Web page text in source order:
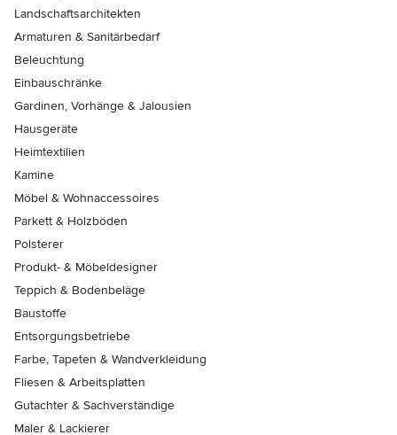
Landschaftsarchitekten
Armaturen & Sanitärbedarf
Beleuchtung
Einbauschränke
Gardinen, Vorhänge & Jalousien
Hausgeräte
Heimtextilien
Kamine
Möbel & Wohnaccessoires
Parkett & Holzböden
Polsterer
Produkt- & Möbeldesigner
Teppich & Bodenbeläge
Baustoffe
Entsorgungsbetriebe
Farbe, Tapeten & Wandverkleidung
Fliesen & Arbeitsplatten
Gutachter & Sachverständige
Maler & Lackierer